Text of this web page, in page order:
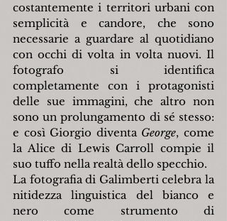
costantemente i territori urbani con
semplicità e candore, che sono
necessarie a guardare al quotidiano
con occhi di volta in volta nuovi. Il
fotografo si identifica
completamente con i protagonisti
delle sue immagini, che altro non
sono un prolungamento di sé stesso:
e così Giorgio diventa George, come
la Alice di Lewis Carroll compie il
suo tuffo nella realtà dello specchio.
La fotografia di Galimberti celebra la
nitidezza linguistica del bianco e
nero come strumento di